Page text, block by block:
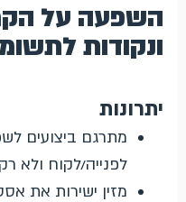
השפעה על
ונקודות
יתרונות
מתרגם ביצועים
לפנייה/לקוח ולא